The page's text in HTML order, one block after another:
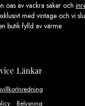
oas av vackra saker och
med vintage och vi
butik fylld av värme
Länkar
Inredning
Belysning